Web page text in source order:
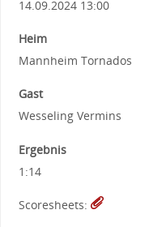
14.09.2024 13:00
Heim
Mannheim Tornados
Gast
Wesseling Vermins
Ergebnis
1:14
Scoresheets: